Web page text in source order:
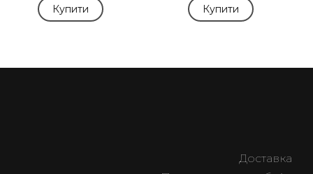
Купити Купити
Доставка